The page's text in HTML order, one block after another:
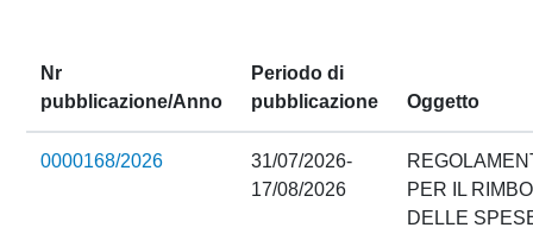
Nr
pubblicazione/Anno
Periodo di
pubblicazione
Oggetto
0000168/2026
31/07/2026-
17/08/2026
PER IL
DELLE